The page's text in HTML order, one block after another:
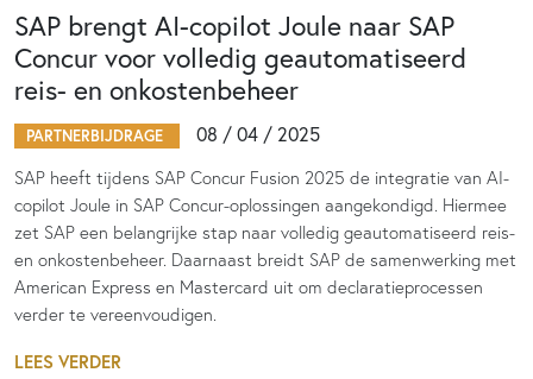
SAP brengt AI-copilot Joule naar SAP
Concur voor volledig geautomatiseerd
reis- en onkostenbeheer
PARTNERBIJDRAGE 08 / 04 / 2025
SAP heeft tijdens SAP Concur Fusion 2025 de integratie van AI-
copilot Joule in SAP Concur-oplossingen aangekondigd. Hiermee
zet SAP een belangrijke stap naar volledig geautomatiseerd reis-
en onkostenbeheer. Daarnaast breidt SAP de samenwerking met
American Express en Mastercard uit om declaratieprocessen
verder te vereenvoudigen.
LEES VERDER